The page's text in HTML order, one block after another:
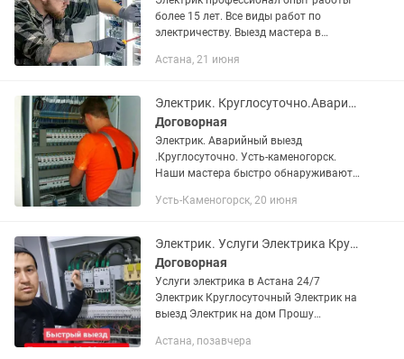
более 15 лет. Все виды работ по
электричеству. Выезд мастера в
Астана, 21 июня
Электрик. Круглосуточно.Аварийный выезд 24/7
Договорная
Электрик. Аварийный выезд
.Круглосуточно. Усть-каменогорск.
Наши мастера быстро обнаруживают
электропроводки, благодаря
опыту, выявляют...
Усть-Каменогорск, 20 июня
Электрик. Услуги Электрика Круголсуточно// Электрик на выезд
Договорная
Услуги электрика в Астана 24/7
Электрик Круглосуточный Электрик на
выезд Электрик на дом Прошу
некогда! Звоните! Выезд к клиенту и
Астана, позавчера